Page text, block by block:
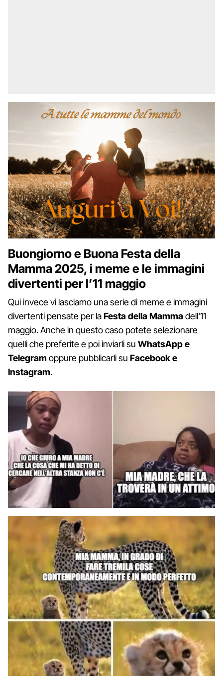
Buongiorno e Buona Festa della
Mamma 2025, i meme e le immagini
divertenti per l’11 maggio
Qui invece vi lasciamo una serie di meme e immagini
divertenti pensate per laFesta della Mammadell'11
maggio. Anche in questo caso potete selezionare
quelli che preferite e poi inviarli su WhatsApp e
Telegram oppure pubblicarli su Facebook e
Instagram.